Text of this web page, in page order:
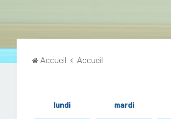
Accueil Accueil
lundi mardi